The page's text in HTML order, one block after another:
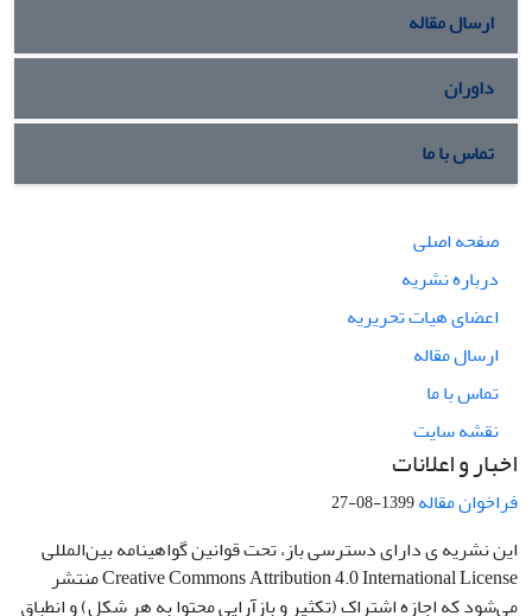
ارسال مقاله
داوران
تماس با ما
صفحه اصلی
درباره نشریه
اعضای هیات تحریریه
ارسال مقاله
تماس با ما
نقشه سایت
اخبار و اعلانات
فراخوان مقاله1399-08-27
این نشریه ی دارای دسترسی باز، تحت قوانین گواهینامه بین‌المللی
Creative Commons Attribution 4.0 International License منتشر
می‌شود که اجازه اشتراک (تکثیر و بازآرایی محتوا به هر شکل) و انطباق